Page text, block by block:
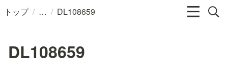
トップ / / DL108659
DL108659